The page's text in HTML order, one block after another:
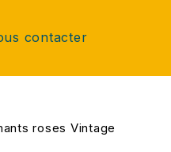
contacter
roses Vintage